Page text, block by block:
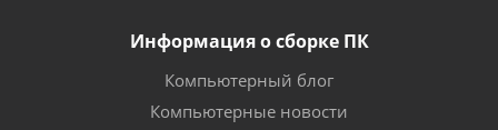
Информация о сборке ПК
Компьютерный блог
Компьютерные новости